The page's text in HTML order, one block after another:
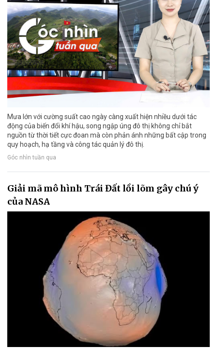
Mưa lớn với cường suất cao ngày càng xuất hiện nhiều dưới tác
động của biến đổi khí hậu, song ngập úng đô thị không chỉ bắt
nguồn từ thời tiết cực đoan mà còn phản ánh những bất cập trong
quy hoạch, hạ tầng và công tác quản lý đô thị.
Góc nhìn tuần qua
Giải mã mô hình Trái Đất lồi lõm gây chú ý
của NASA